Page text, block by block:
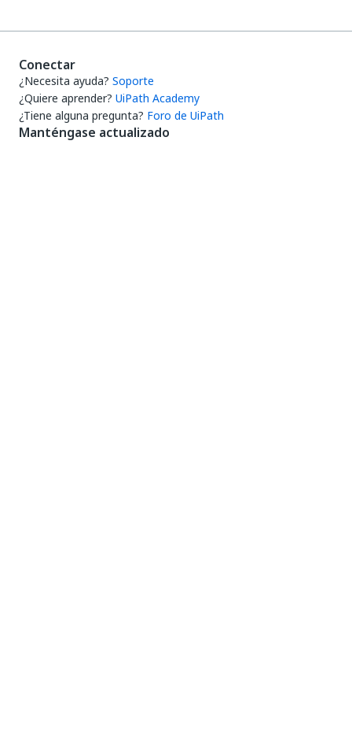
Conectar
¿Necesita ayuda? Soporte
¿Quiere aprender? UiPath Academy
¿Tiene alguna pregunta? Foro de UiPath
Manténgase actualizado